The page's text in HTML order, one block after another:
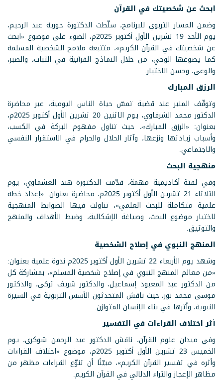
ابحث عن شخصيتك في القرآن
وضمن المسار التربوي للبرنامج، سلّطت الدكتورة حورية عبد الرحيم،
يوم الأحد 19 تشرين الأول أكتوبر 2025م، الضوء على موضوع «ابحث
عن شخصيتك في القرآن الكريم»، متتبعة ملامح الشخصية المسلمة
كما يصوغها الوحي، من خلال النماذج القرآنية في الثبات، والصبر،
والوعي، وحسن الاختيار.
الرزق المبارك
وتوقّف المنبر عند قضية تمسّ حياة الناس اليومية، عبر محاضرة
الدكتور محمد الشرقاوي، يوم الاثنين 20 تشرين الأول أكتوبر 2025م،
بعنوان: «الرزق المبارك»، حيث تناول مفهوم البركة في الكسب،
وأسباب زيادتها ونزعها، وآثار الحلال والحرام في الاستقرار النفسي
والاجتماعي.
منهجية البحث
وفي لفتة أكاديمية مهمة، قدّمت الدكتورة هند العشماوي، يوم
الثلاثاء 21 تشرين الأول أكتوبر 2025م، محاضرة بعنوان: «إعداد خطة
علمية متكاملة للبحث العلمي»، تناولت فيها الضوابط المنهجية
لاختيار موضوع البحث، وصياغة الإشكالية، وضبط الأهداف والمنهج
والتوثيق.
المنهج النبوي في إصلاح الشخصية
وشهد يوم الأربعاء 22 تشرين الأول أكتوبر 2025م ندوة علمية بعنوان:
«من معالم المنهج النبوي في إصلاح شخصية المسلم»، بمشاركة كل
من الدكتور عبد المعبود إسماعيل، والدكتور شريف تركي، والدكتور
موسى محمد نور، حيث ناقش المتحدثون الأسس التربوية في السيرة
النبوية، وأثرها في بناء الإنسان المتوازن.
أثر اختلاف القراءات في التفسير
وفي ميدان علوم القرآن، ناقش الدكتور عبد الرحمن شوكري، يوم
الخميس 23 تشرين الأول أكتوبر 2025م، موضوع «اختلاف القراءات
وأثره في تفسير القرآن الكريم»، مبيّنًا أن تنوّع القراءات مظهر من
مظاهر الإعجاز والثراء الدلالي في القرآن الكريم.